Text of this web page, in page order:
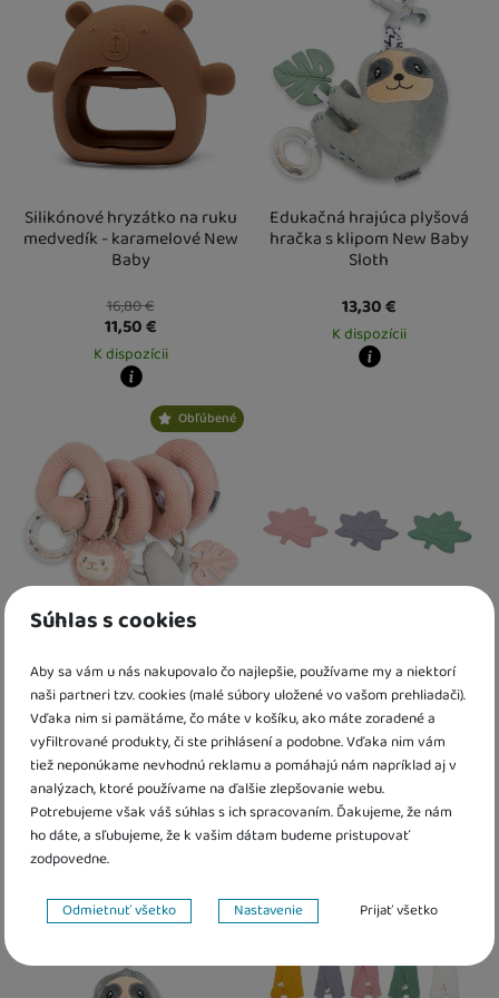
Súhlas s cookies
Aby sa vám u nás nakupovalo čo najlepšie, používame my a niektorí
naši partneri tzv. cookies (malé súbory uložené vo vašom prehliadači).
Vďaka nim si pamätáme, čo máte v košíku, ako máte zoradené a
vyfiltrované produkty, či ste prihlásení a podobne. Vďaka nim vám
tiež neponúkame nevhodnú reklamu a pomáhajú nám napríklad aj v
analýzach, ktoré používame na ďalšie zlepšovanie webu.
Potrebujeme však váš súhlas s ich spracovaním. Ďakujeme, že nám
ho dáte, a sľubujeme, že k vašim dátam budeme pristupovať
zodpovedne.
Nastavenie súhlasov s kategóriami cookies
VŽDY AKTÍVNE
Odmietnuť všetko Nastavenie Prijať všetko
Silikónové hryzátko na ruku
medvedík - karamelové New
Baby
16,80€
11,50€
K dispozícii
Kdy zboží dostanete?
Osobný odber vo výdajnom mieste
U Vás doma
Edukačná hrajúca plyšová
hračka s klipom New Baby
Sloth
13,30€
K dispozícii
Obľúbené
Hračka na postieľku Špirála
New Baby Lama
15,50€
K dispozícii
Kdy zboží dostanete?
Osobný odber vo výdajnom mieste14. 8.
U Vás doma17. 8.
Mušelínová hracia deka New
Baby Maple Leaf
38,40€
32,90€
K dispozícii
Kdy zboží dostanete?